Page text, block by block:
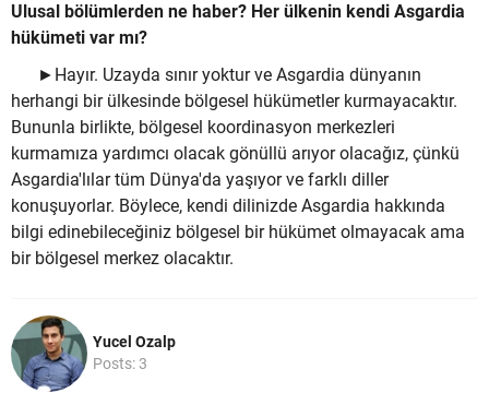
Ulusal bölümlerden ne haber? Her ülkenin kendi Asgardia
hükümeti var mı?
►Hayır. Uzayda sınır yoktur ve Asgardia dünyanın
herhangi bir ülkesinde bölgesel hükümetler kurmayacaktır.
Bununla birlikte, bölgesel koordinasyon merkezleri
kurmamıza yardımcı olacak gönüllü arıyor olacağız, çünkü
Asgardia'lılar tüm Dünya'da yaşıyor ve farklı diller
konuşuyorlar. Böylece, kendi dilinizde Asgardia hakkında
bilgi edinebileceğiniz bölgesel bir hükümet olmayacak ama
bir bölgesel merkez olacaktır.
Yucel Ozalp
Posts: 3